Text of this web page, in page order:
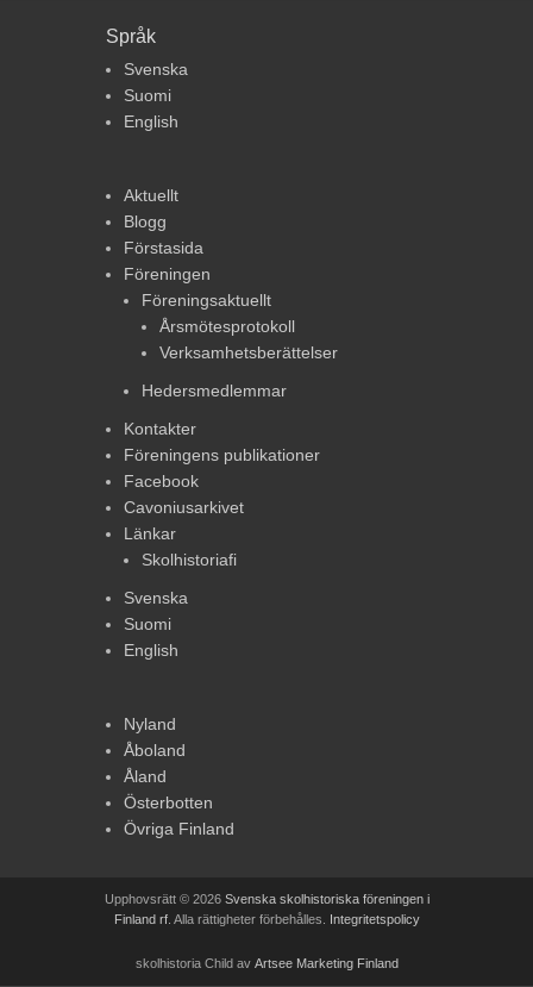
Språk
Svenska
Suomi
English
Aktuellt
Blogg
Förstasida
Föreningen
Föreningsaktuellt
Årsmötesprotokoll
Verksamhetsberättelser
Hedersmedlemmar
Kontakter
Föreningens publikationer
Facebook
Cavoniusarkivet
Länkar
Skolhistoriafi
Svenska
Suomi
English
Nyland
Åboland
Åland
Österbotten
Övriga Finland
Upphovsrätt © 2026 Svenska skolhistoriska föreningen i
Finland rf. Alla rättigheter förbehålles. Integritetspolicy
skolhistoria Child av Artsee Marketing Finland